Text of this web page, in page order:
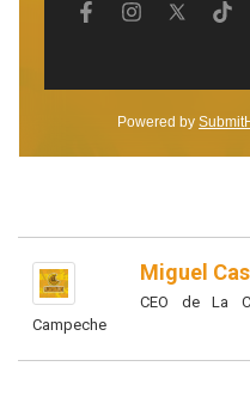
Miguel
CEO de La
Campeche